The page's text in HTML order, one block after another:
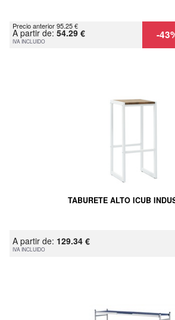
Precio anterior 95.25 €
A partir de: 54.29 €
IVA INCLUIDO -
TABURETE ALTO ICUB
A partir de: 129.34 €
IVA INCLUIDO